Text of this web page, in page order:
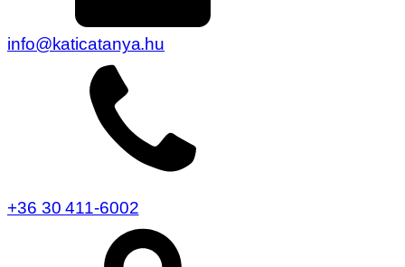
info@katicatanya.hu
+36 30 411-6002